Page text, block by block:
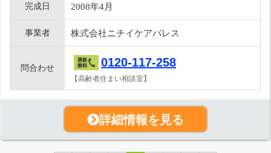
完成日 2008年4月
事業者 株式会社ニチイケアパレス
問合わせ 0120-117-258
【高齢者住まい相談室】
詳細情報を見る